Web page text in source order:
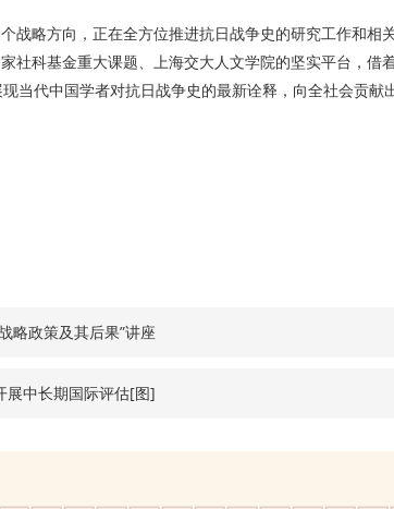
战略方向，正在全方位推进抗日战争史的研究工作和相
社科基金重大课题、上海交大人文学院的坚实平台，借
当代中国学者对抗日战争史的最新诠释，向全社会贡献
略政策及其后果”讲座
展中长期国际评估[图]